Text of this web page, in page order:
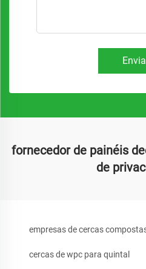
fornecedor de painéis
de
empresas de cercas
cercas de wpc para quintal